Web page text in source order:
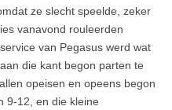
ze slecht speelde, zeker
vanavond rouleerden
van Pegasus werd wat
die kant begon parten te
opeisen en opeens begon
9-12, en die kleine